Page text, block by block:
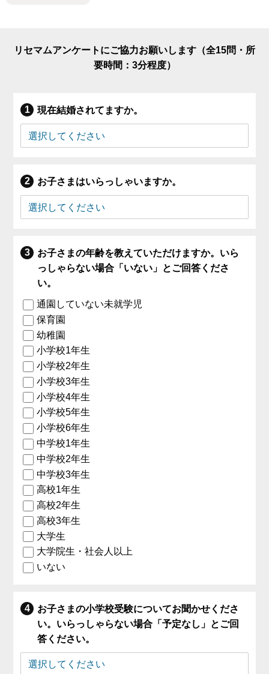
リセマムアンケートにご協力お願いします（全15問・所
要時間：3分程度）
現在結婚されてますか。
お子さまはいらっしゃいますか。
お子さまの年齢を教えていただけますか。いら
っしゃらない場合「いない」とご回答くださ
い。
通園していない未就学児
保育園
幼稚園
小学校1年生
小学校2年生
小学校3年生
小学校4年生
小学校5年生
小学校6年生
中学校1年生
中学校2年生
中学校3年生
高校1年生
高校2年生
高校3年生
大学生
大学院生・社会人以上
いない
お子さまの小学校受験についてお聞かせくださ
い。いらっしゃらない場合「予定なし」とご回
答ください。